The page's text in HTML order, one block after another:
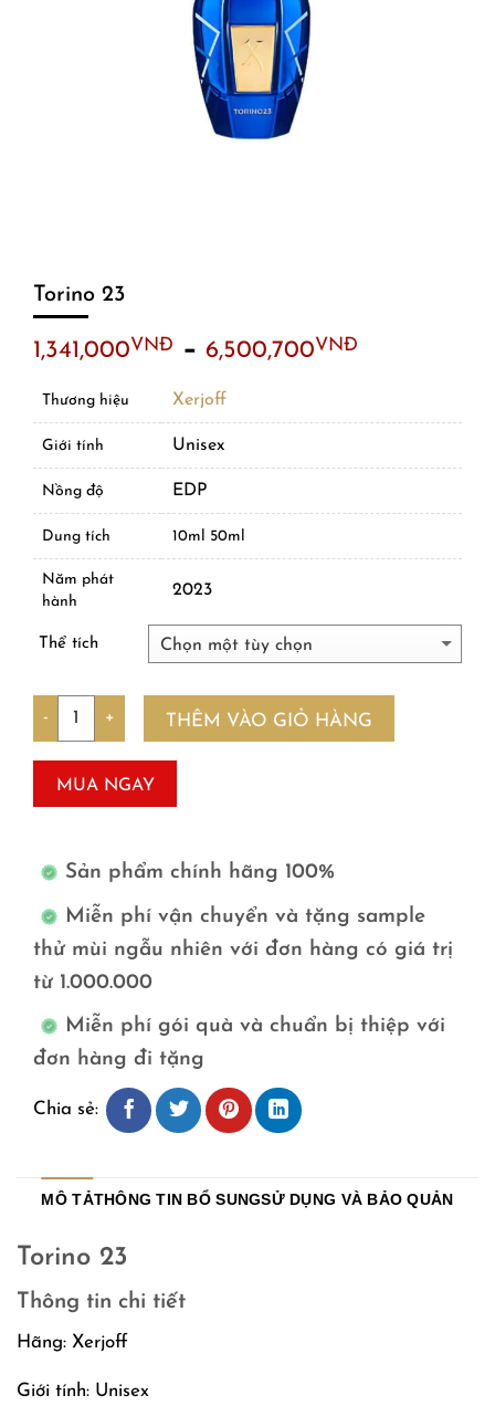
Torino 23
1,341,000VNĐ – 6,500,700VNĐ
Thương hiệu Xerjoff
Giới tính Unisex
Nồng độ EDP
Dung tích 10ml 50ml
Năm phát
hành
2023
Thể tích
Số lượng
THÊM VÀO GIỎ HÀNG
MUA NGAY
Sản phẩm chính hãng 100%
Miễn phí vận chuyển và tặng sample
thử mùi ngẫu nhiên với đơn hàng có giá trị
từ 1.000.000
Miễn phí gói quà và chuẩn bị thiệp với
đơn hàng đi tặng
Chia sẻ:
MÔ TẢTHÔNG TIN BỔ SUNGSỬ DỤNG VÀ BẢO QUẢN
Torino 23
Thông tin chi tiết
Hãng: Xerjoff
Giới tính: Unisex